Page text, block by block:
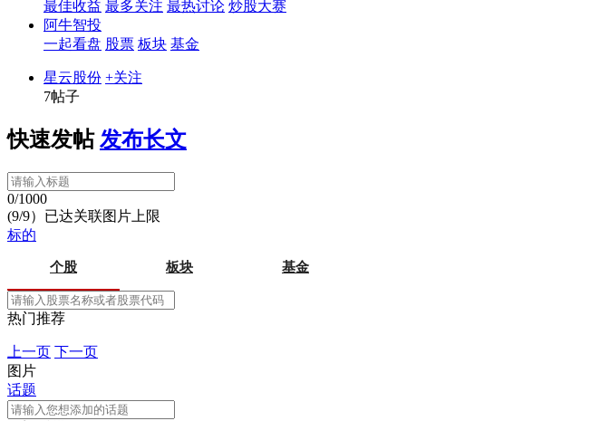
最佳收益 最多关注 最热讨论 炒股大赛
阿牛智投
一起看盘 股票 板块 基金
星云股份 +关注
7帖子
快速发帖 发布长文
0/1000
(9/9）已达关联图片上限
标的
个股 板块 基金
热门推荐
上一页 下一页
图片
话题